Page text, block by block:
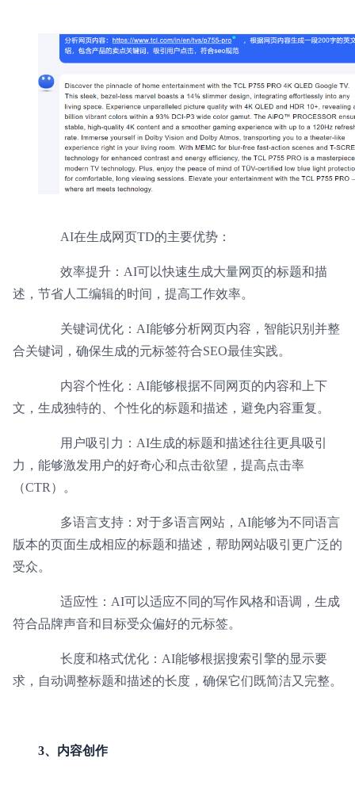
AI在生成网页TD的主要优势：
效率提升：AI可以快速生成大量网页的标题和描
述，节省人工编辑的时间，提高工作效率。
关键词优化：AI能够分析网页内容，智能识别并整
合关键词，确保生成的元标签符合SEO最佳实践。
内容个性化：AI能够根据不同网页的内容和上下
文，生成独特的、个性化的标题和描述，避免内容重复。
用户吸引力：AI生成的标题和描述往往更具吸引
力，能够激发用户的好奇心和点击欲望，提高点击率
（CTR）。
多语言支持：对于多语言网站，AI能够为不同语言
版本的页面生成相应的标题和描述，帮助网站吸引更广泛的
受众。
适应性：AI可以适应不同的写作风格和语调，生成
符合品牌声音和目标受众偏好的元标签。
长度和格式优化：AI能够根据搜索引擎的显示要
求，自动调整标题和描述的长度，确保它们既简洁又完整。
3、内容创作